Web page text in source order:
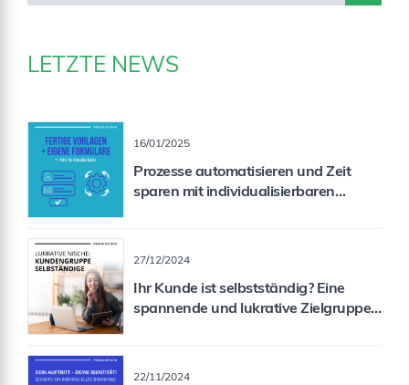
LETZTE NEWS
16/01/2025
Prozesse automatisieren und Zeit
sparen mit individualisierbaren
27/12/2024
Ihr Kunde ist selbstständig? Eine
spannende und lukrative Zielgruppe
22/11/2024